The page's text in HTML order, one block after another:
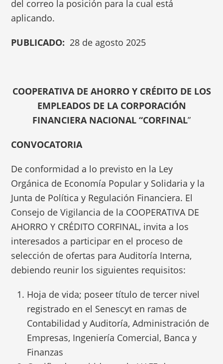
del correo la posición para la cual está
aplicando.
PUBLICADO: 28 de agosto 2025
COOPERATIVA DE AHORRO Y CRÉDITO DE LOS
EMPLEADOS DE LA CORPORACIÓN
FINANCIERA NACIONAL “CORFINAL”
CONVOCATORIA
De conformidad a lo previsto en la Ley
Orgánica de Economía Popular y Solidaria y la
Junta de Política y Regulación Financiera. El
Consejo de Vigilancia de la COOPERATIVA DE
AHORRO Y CRÉDITO CORFINAL, invita a los
interesados a participar en el proceso de
selección de ofertas para Auditoría Interna,
debiendo reunir los siguientes requisitos:
Hoja de vida; poseer título de tercer nivel
registrado en el Senescyt en ramas de
Contabilidad y Auditoría, Administración de
Empresas, Ingeniería Comercial, Banca y
Finanzas